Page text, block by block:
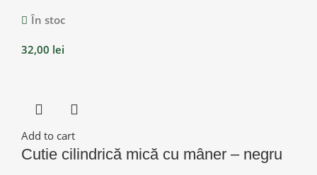
În stoc
32,00 lei
Add to cart
Cutie cilindrică mică cu mâner – negru